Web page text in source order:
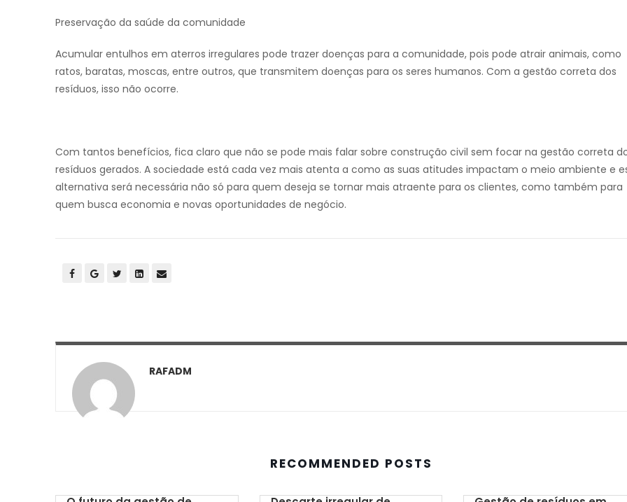
Preservação da saúde da comunidade
Acumular entulhos em aterros irregulares pode trazer doenças para a comunidade, pois pode atrair animais, como
ratos, baratas, moscas, entre outros, que transmitem doenças para os seres humanos. Com a gestão correta dos
resíduos, isso não ocorre.
Com tantos benefícios, fica claro que não se pode mais falar sobre construção civil sem focar na gestão correta
resíduos gerados. A sociedade está cada vez mais atenta a como as suas atitudes impactam o meio ambiente e
alternativa será necessária não só para quem deseja se tornar mais atraente para os clientes, como também para
quem busca economia e novas oportunidades de negócio.
RAFADM
RECOMMENDED POSTS